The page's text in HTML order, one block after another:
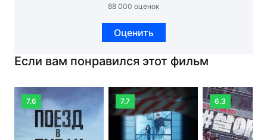
88 000 оценок
Оценить
Если вам понравился этот фильм
7.6 7.7 6.3